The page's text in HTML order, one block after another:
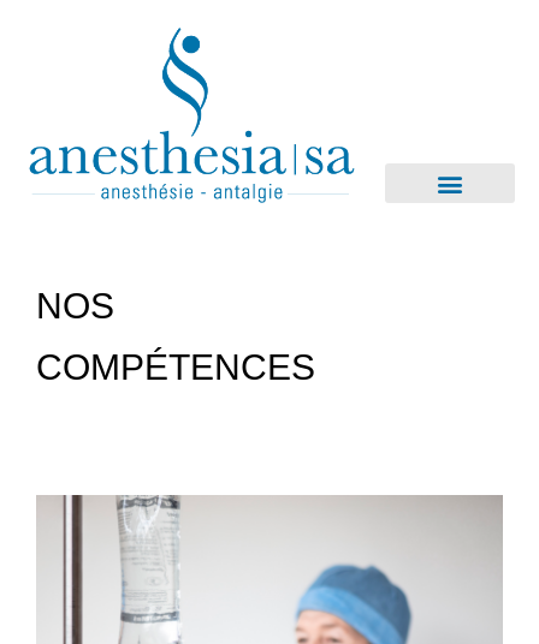
NOS
COMPÉTENCES